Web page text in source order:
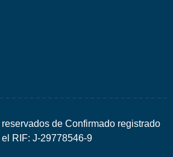
de Confirmado registrado
RIF: J-29778546-9